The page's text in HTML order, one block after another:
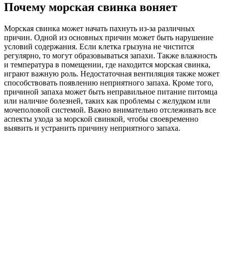
Почему морская свинка воняет
Морская свинка может начать пахнуть из-за различных
причин. Одной из основных причин может быть нарушение
условий содержания. Если клетка грызуна не чистится
регулярно, то могут образовываться запахи. Также влажность
и температура в помещении, где находится морская свинка,
играют важную роль. Недостаточная вентиляция также может
способствовать появлению неприятного запаха. Кроме того,
причиной запаха может быть неправильное питание питомца
или наличие болезней, таких как проблемы с желудком или
мочеполовой системой. Важно внимательно отслеживать все
аспекты ухода за морской свинкой, чтобы своевременно
выявить и устранить причину неприятного запаха.